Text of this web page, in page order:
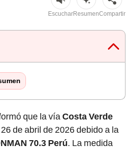
EscucharResumenCompartir
que la víaCosta Verde
de abril de 2026 debido a la
70.3 Perú. La medida